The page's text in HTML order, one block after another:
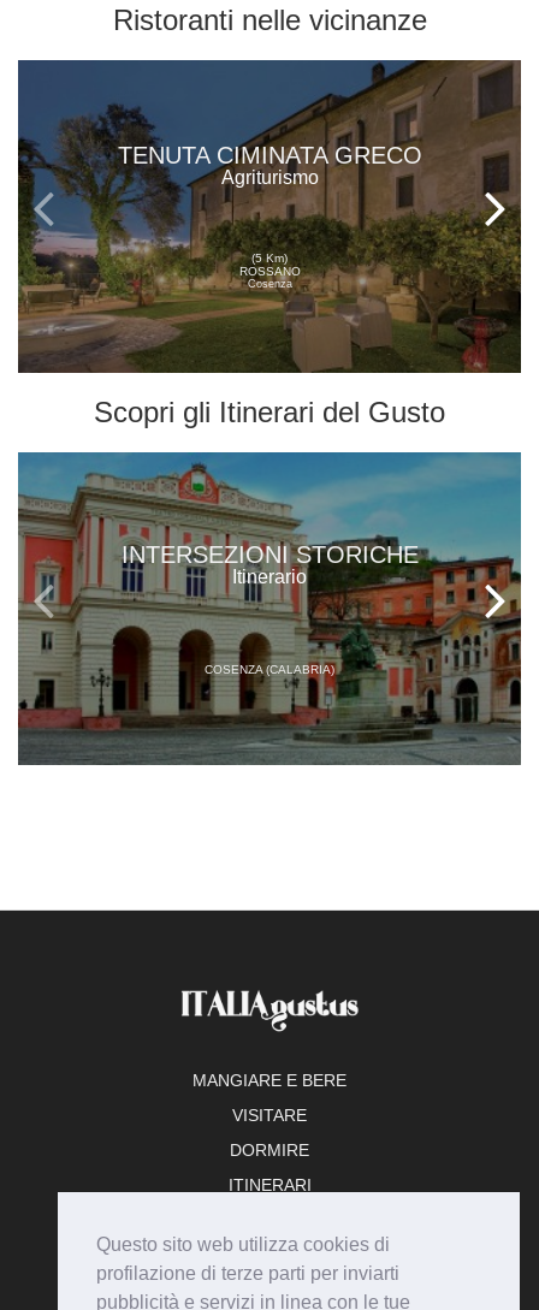
Questo sito web utilizza cookies di
profilazione di terze parti per inviarti
pubblicità e servizi in linea con le tue
Ristoranti nelle vicinanze
TENUTA CIMINATA GRECO
Agriturismo
(5 Km)
ROSSANO
Cosenza
Scopri gli Itinerari del Gusto
INTERSEZIONI STORICHE
Itinerario
COSENZA (CALABRIA)
MANGIARE E BERE
VISITARE
DORMIRE
ITINERARI
ADERISCI